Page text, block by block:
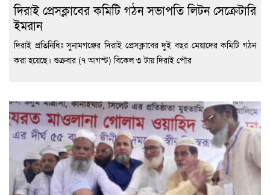
দিরাই প্রেসক্লাবের কমিটি গঠন সভাপতি লিটন সেক্রেটারি
ইমরান
দিরাই প্রতিনিধিঃ সুনামগঞ্জের দিরাই প্রেসক্লাবের দুই বছর মেয়াদের কমিটি গঠন
করা হয়েছে। শুক্রবার (৭ আগস্ট) বিকেল ৩ টায় দিরাই পৌর